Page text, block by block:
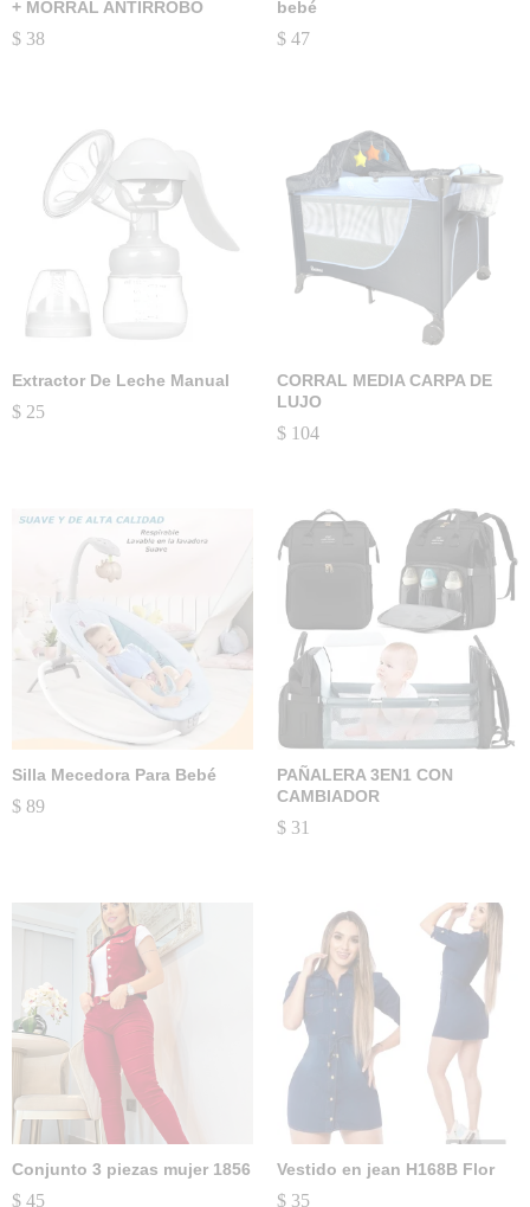
+ MORRAL ANTIRROBO
$ 38
bebé
$ 47
Extractor De Leche Manual
$ 25
CORRAL MEDIA CARPA DE
LUJO
$ 104
Silla Mecedora Para Bebé
$ 89
PAÑALERA 3EN1 CON
CAMBIADOR
$ 31
Conjunto 3 piezas mujer 1856
$ 45
Vestido en jean H168B Flor
$ 35